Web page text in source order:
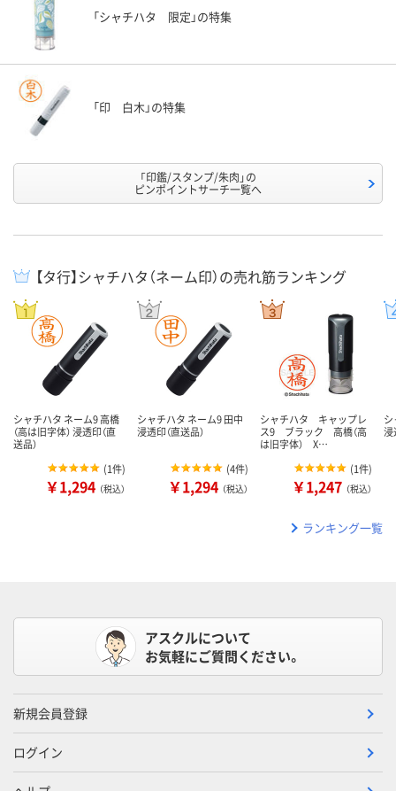
「シャチハタ 限定」の特集
「印 白木」の特集
「印鑑/スタンプ/朱肉」の
ピンポイントサーチ一覧へ
【タ行】シャチハタ（ネーム印）の売れ筋ランキング
シャチハタ ネーム9 高橋
（高は旧字体） 浸透印（直
送品）
(1件)
￥1,294 （税込）
シャチハタ ネーム9 田中
浸透印（直送品）
(4件)
￥1,294 （税込）
シャチハタ キャップレ
ス9 ブラック 高橋（高
は旧字体） X…
(1件)
￥1,247 （税込）
浸
ランキング一覧
アスクルについて
お気軽にご質問ください。
新規会員登録
ログイン